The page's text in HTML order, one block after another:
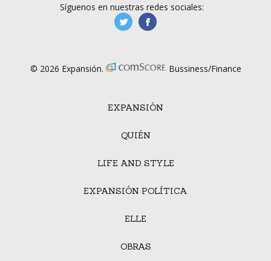
EXPANSIÓN
QUIÉN
LIFE AND STYLE
EXPANSIÓN POLÍTICA
ELLE
OBRAS
Síguenos en nuestras redes sociales:
manufacturaGE
© 2026 Expansión. Bussiness/Finance